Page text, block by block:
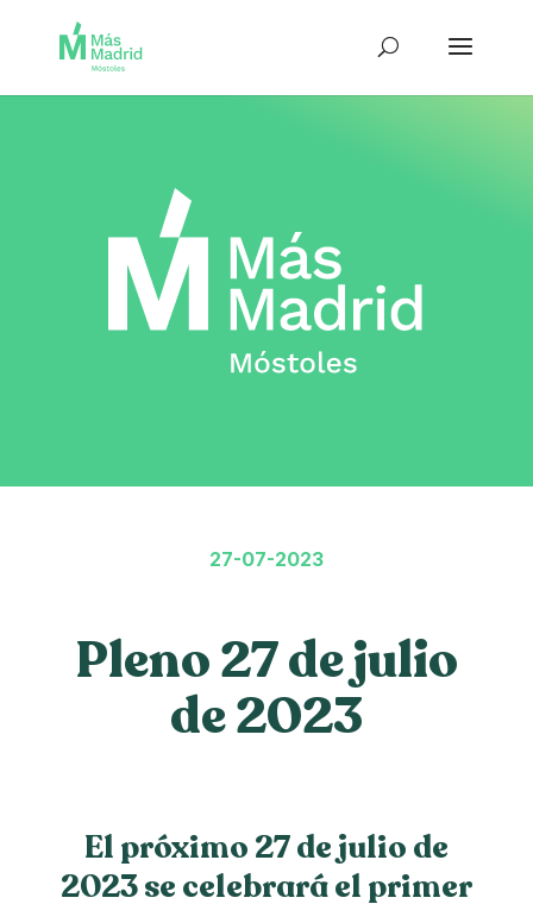
27-07-2023
Pleno 27 de julio
de 2023
El próximo 27 de julio de
2023 se celebrará el primer